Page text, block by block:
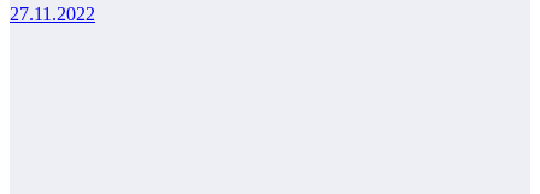
27.11.2022